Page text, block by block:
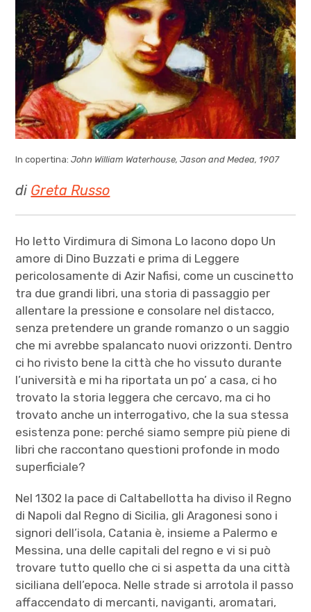
In copertina:John William Waterhouse, Jason and Medea, 1907
di Greta Russo
Ho letto Virdimura di Simona Lo Iacono dopo Un
amore di Dino Buzzati e prima di Leggere
pericolosamente di Azir Nafisi, come un cuscinetto
tra due grandi libri, una storia di passaggio per
allentare la pressione e consolare nel distacco,
senza pretendere un grande romanzo o un saggio
che mi avrebbe spalancato nuovi orizzonti. Dentro
ci ho rivisto bene la città che ho vissuto durante
l’università e mi ha riportata un po’ a casa, ci ho
trovato la storia leggera che cercavo, ma ci ho
trovato anche un interrogativo, che la sua stessa
esistenza pone: perché siamo sempre più piene di
libri che raccontano questioni profonde in modo
superficiale?
Nel 1302 la pace di Caltabellotta ha diviso il Regno
di Napoli dal Regno di Sicilia, gli Aragonesi sono i
signori dell’isola, Catania è, insieme a Palermo e
Messina, una delle capitali del regno e vi si può
trovare tutto quello che ci si aspetta da una città
siciliana dell’epoca. Nelle strade si arrotola il passo
affaccendato di mercanti, naviganti, aromatari,